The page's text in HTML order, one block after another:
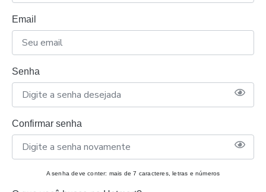
Email
Senha
Confirmar senha
A senha deve conter: mais de 7 caracteres, letras e números